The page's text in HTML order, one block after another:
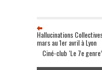
Hallucinations
mars au 1er avril à Lyon
Ciné-club ‘Le 7e